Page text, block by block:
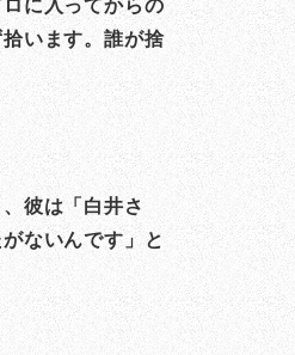
に入ってからの
います。誰が捨
彼は「白井さ
ないんです」と